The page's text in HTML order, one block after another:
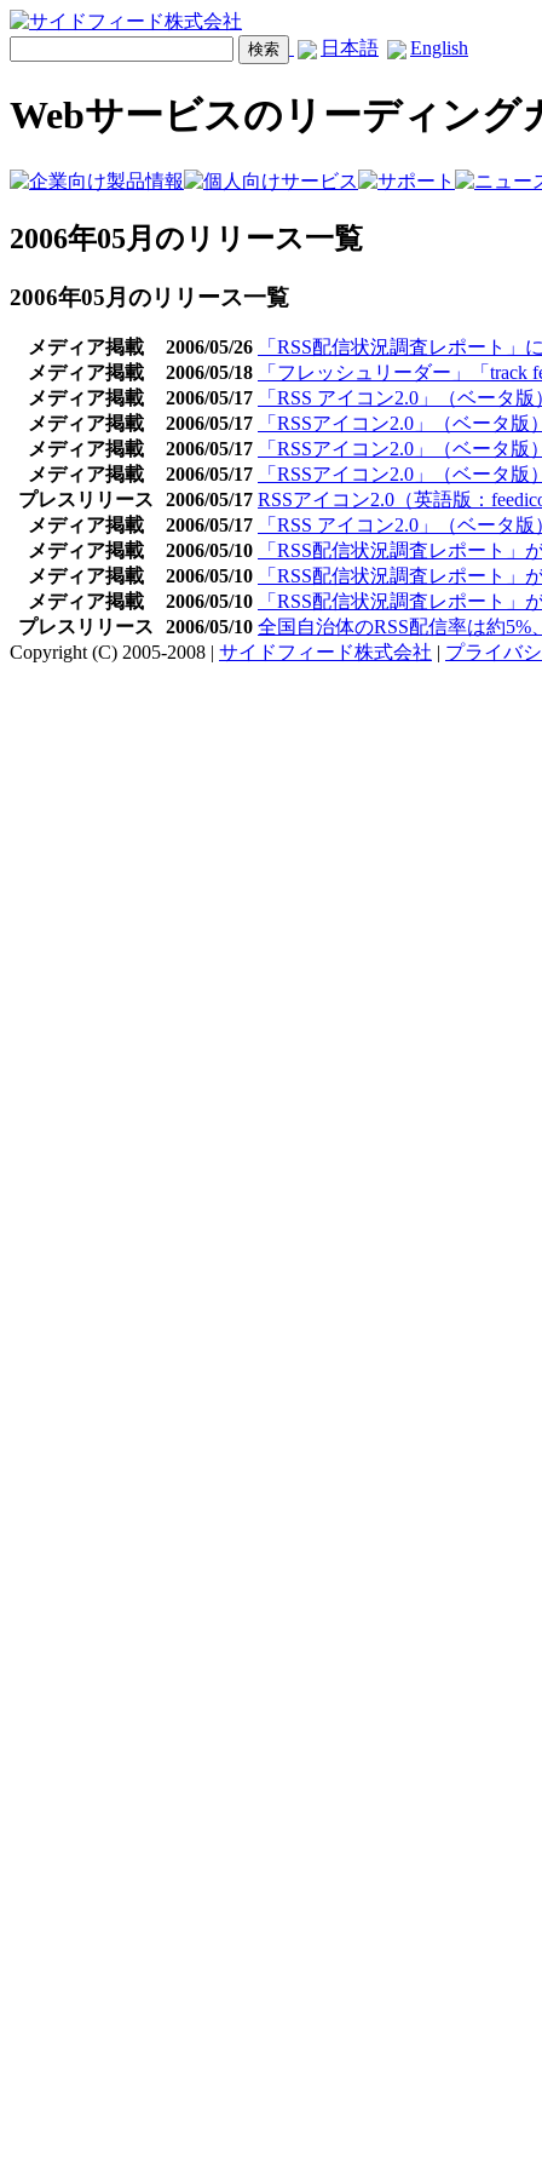
日本語 English
Webサービスのリーディング
2006年05月のリリース一覧
2006年05月のリリース一覧
メディア掲載 2006/05/26
「RSS配信状況調査レポート
メディア掲載
2006/05/18
「フレッシュリーダー」「track
メディア掲載
2006/05/17
「RSS アイコン2.0」（ベータ
メディア掲載
2006/05/17
「RSSアイコン2.0」（ベータ版
メディア掲載
2006/05/17
「RSSアイコン2.0」（ベータ
メディア掲載
2006/05/17
「RSSアイコン2.0」（ベータ
プレスリリース
2006/05/17 RSSアイコン2.0（英語版：
メディア掲載
2006/05/17
「RSS アイコン2.0」（ベータ
メディア掲載
2006/05/10
「RSS配信状況調査レポート」
メディア掲載
2006/05/10
「RSS配信状況調査レポート」
メディア掲載
2006/05/10
「RSS配信状況調査レポート」
プレスリリース
2006/05/10 全国自治体のRSS配信率は約5%
Copyright (C) 2005-2008 | サイドフィード株式会社 | プライバ